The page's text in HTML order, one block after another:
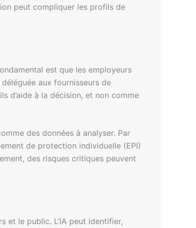
peut compliquer les profils de
est que les employeurs
aux fournisseurs de
d’aide à la décision, et non comme
des données à analyser. Par
de protection individuelle (EPI)
des risques critiques peuvent
et le public. L’IA peut identifier,